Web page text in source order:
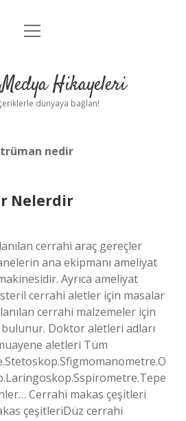
Anasayfa
Yasal Uyarı
menüyü
Hikayeleri
dünyaya bağlan!
nedir
Nelerdir
cerrahi araç gereçler
ana ekipmanı ameliyat
Ayrıca ameliyat
steril cerrahi aletler için masalar
cerrahi malzemeler için
Doktor aletleri adları
aletleri Tüm
Cerrahi makas çeşitleri
çeşitleriDüz cerrahi